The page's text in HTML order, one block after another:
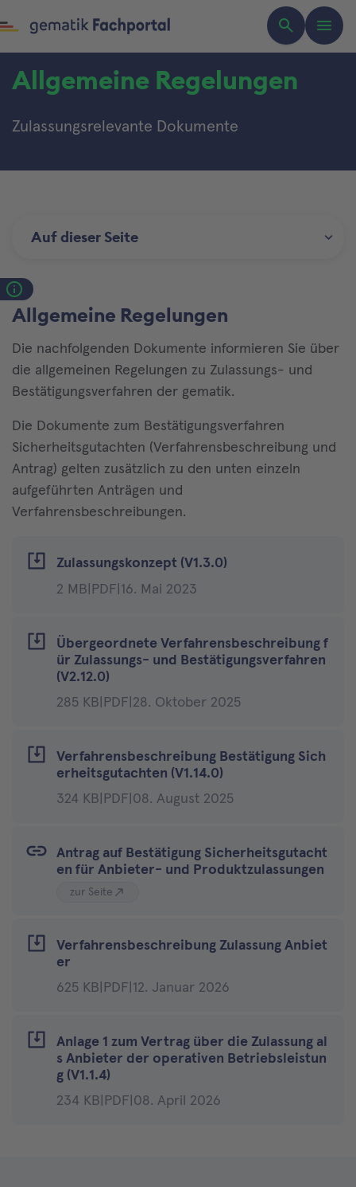
Allgemeine Regelungen
Zulassungsrelevante Dokumente
Auf dieser Seite
Allgemeine Regelungen
Die nachfolgenden Dokumente informieren Sie über
die allgemeinen Regelungen zu Zulassungs- und
Bestätigungsverfahren der gematik.
Die Dokumente zum Bestätigungsverfahren
Sicherheitsgutachten (Verfahrensbeschreibung und
Antrag) gelten zusätzlich zu den unten einzeln
aufgeführten Anträgen und
Verfahrensbeschreibungen.
Zulassungskonzept (V1.3.0)
2 MB PDF 16. Mai 2023
Übergeordnete Verfahrensbeschreibung f
ür Zulassungs- und Bestätigungsverfahren
(V2.12.0)
285 KB PDF 28. Oktober 2025
Verfahrensbeschreibung Bestätigung Sich
erheitsgutachten (V1.14.0)
324 KB PDF 08. August 2025
Antrag auf Bestätigung Sicherheitsgutacht
en für Anbieter- und Produktzulassungen
zur Seite
Verfahrensbeschreibung Zulassung Anbiet
er
625 KB PDF 12. Januar 2026
Anlage 1 zum Vertrag über die Zulassung al
s Anbieter der operativen Betriebsleistun
g (V1.1.4)
234 KB PDF 08. April 2026